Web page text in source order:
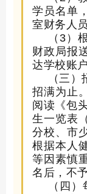
学员名单
室财务人
（ 3）
财政局报
达学校账
（三 ）
招满为止
阅读《包
生一览表（
分校、市
根据本人
等因素慎
名后，不
（ 四 ）